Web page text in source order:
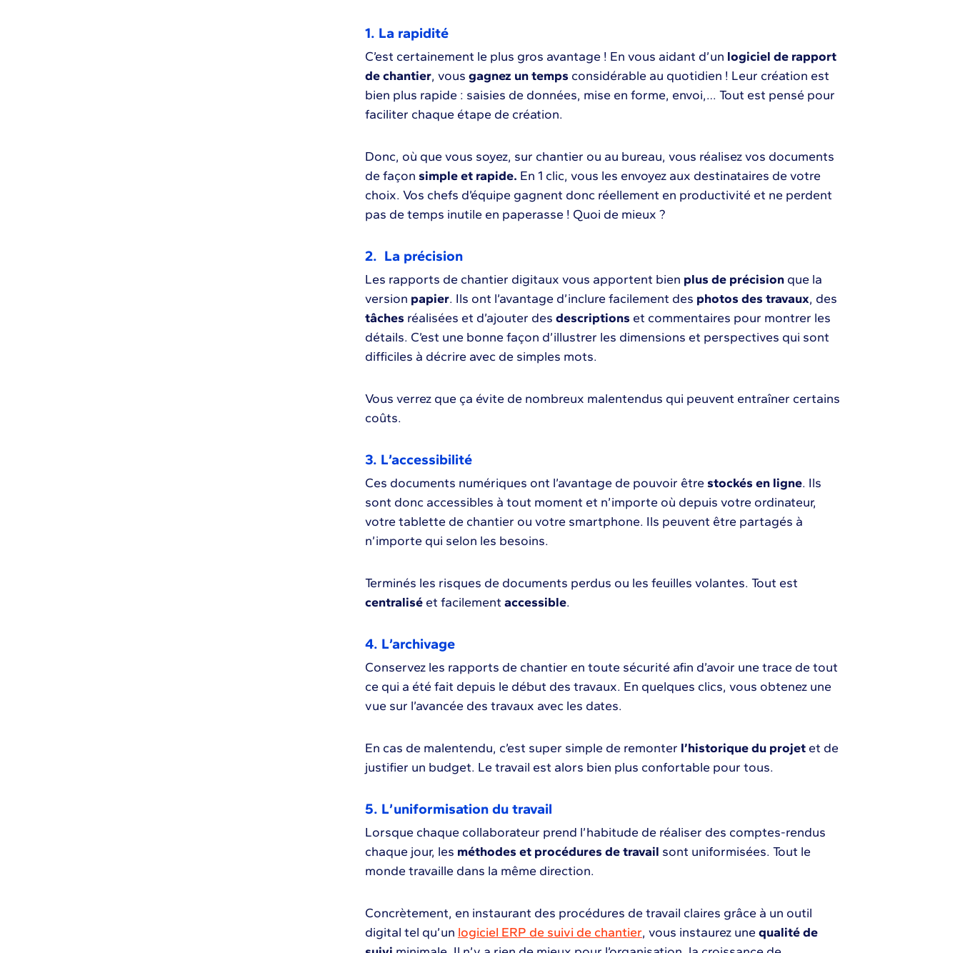
1. La rapidité
C’est certainement le plus gros avantage ! En vous aidant d’un logiciel de rapport
de chantier, vous gagnez un temps considérable au quotidien ! Leur création est
bien plus rapide : saisies de données, mise en forme, envoi,… Tout est pensé pour
faciliter chaque étape de création.
Donc, où que vous soyez, sur chantier ou au bureau, vous réalisez vos documents
de façon simple et rapide. En 1 clic, vous les envoyez aux destinataires de votre
choix. Vos chefs d’équipe gagnent donc réellement en productivité et ne perdent
pas de temps inutile en paperasse ! Quoi de mieux ?
2. La précision
Les rapports de chantier digitaux vous apportent bien plus de précision que la
version papier. Ils ont l’avantage d’inclure facilement des photos des travaux, des
tâches réalisées et d’ajouter des descriptions et commentaires pour montrer les
détails. C’est une bonne façon d’illustrer les dimensions et perspectives qui sont
difficiles à décrire avec de simples mots.
Vous verrez que ça évite de nombreux malentendus qui peuvent entraîner certains
coûts.
3. L’accessibilité
Ces documents numériques ont l’avantage de pouvoir être stockés en ligne. Ils
sont donc accessibles à tout moment et n’importe où depuis votre ordinateur,
votre tablette de chantier ou votre smartphone. Ils peuvent être partagés à
n’importe qui selon les besoins.
Terminés les risques de documents perdus ou les feuilles volantes. Tout est
centraliséet facilement accessible.
4. L’archivage
Conservez les rapports de chantier en toute sécurité afin d’avoir une trace de tout
ce qui a été fait depuis le début des travaux. En quelques clics, vous obtenez une
vue sur l’avancée des travaux avec les dates.
En cas de malentendu, c’est super simple de remonter l’historique du projetet de
justifier un budget. Le travail est alors bien plus confortable pour tous.
5. L’uniformisation du travail
Lorsque chaque collaborateur prend l’habitude de réaliser des comptes-rendus
chaque jour, les méthodes et procédures de travail sont uniformisées. Tout le
monde travaille dans la même direction.
Concrètement, en instaurant des procédures de travail claires grâce à un outil
digital tel qu’un logiciel ERP de suivi de chantier, vous instaurez une qualité de